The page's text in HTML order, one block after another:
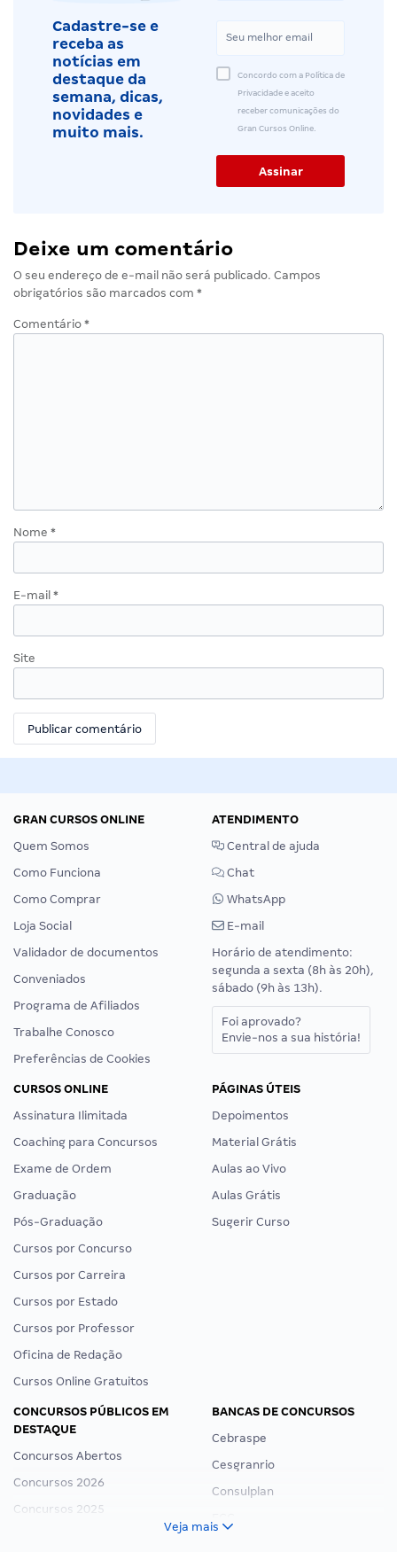
Cadastre-se e
receba as
notícias em
destaque da
semana, dicas,
novidades e
muito mais.
Concordo com a Política de
Privacidade e aceito
receber comunicações do
Gran Cursos Online.
Deixe um comentário
O seu endereço de e-mail não será publicado. Campos
obrigatórios são marcados com *
Comentário *
Nome *
E-mail *
Site
GRAN CURSOS ONLINE
Quem Somos
Como Funciona
Como Comprar
Loja Social
Validador de documentos
Conveniados
Programa de Afiliados
Trabalhe Conosco
Preferências de Cookies
ATENDIMENTO
Central de ajuda
Chat
WhatsApp
E-mail
Horário de atendimento:
segunda a sexta (8h às 20h),
sábado (9h às 13h).
Foi aprovado?
Envie-nos a sua história!
CURSOS ONLINE
Assinatura Ilimitada
Coaching para Concursos
Exame de Ordem
Graduação
Pós-Graduação
Cursos por Concurso
Cursos por Carreira
Cursos por Estado
Cursos por Professor
Oficina de Redação
Cursos Online Gratuitos
PÁGINAS ÚTEIS
Depoimentos
Material Grátis
Aulas ao Vivo
Aulas Grátis
Sugerir Curso
CONCURSOS PÚBLICOS EM
DESTAQUE
Concursos Abertos
Concursos 2026
Concursos 2025
BANCAS DE CONCURSOS
Cebraspe
Cesgranrio
Consulplan
Veja mais